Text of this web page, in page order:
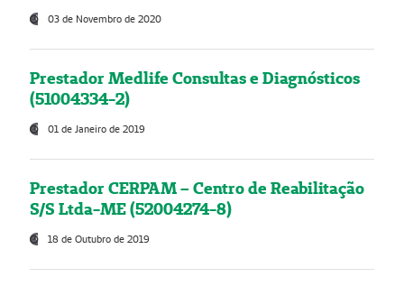
03 de Novembro de 2020
Prestador Medlife Consultas e Diagnósticos
(51004334-2)
01 de Janeiro de 2019
Prestador CERPAM – Centro de Reabilitação
S/S Ltda-ME (52004274-8)
18 de Outubro de 2019